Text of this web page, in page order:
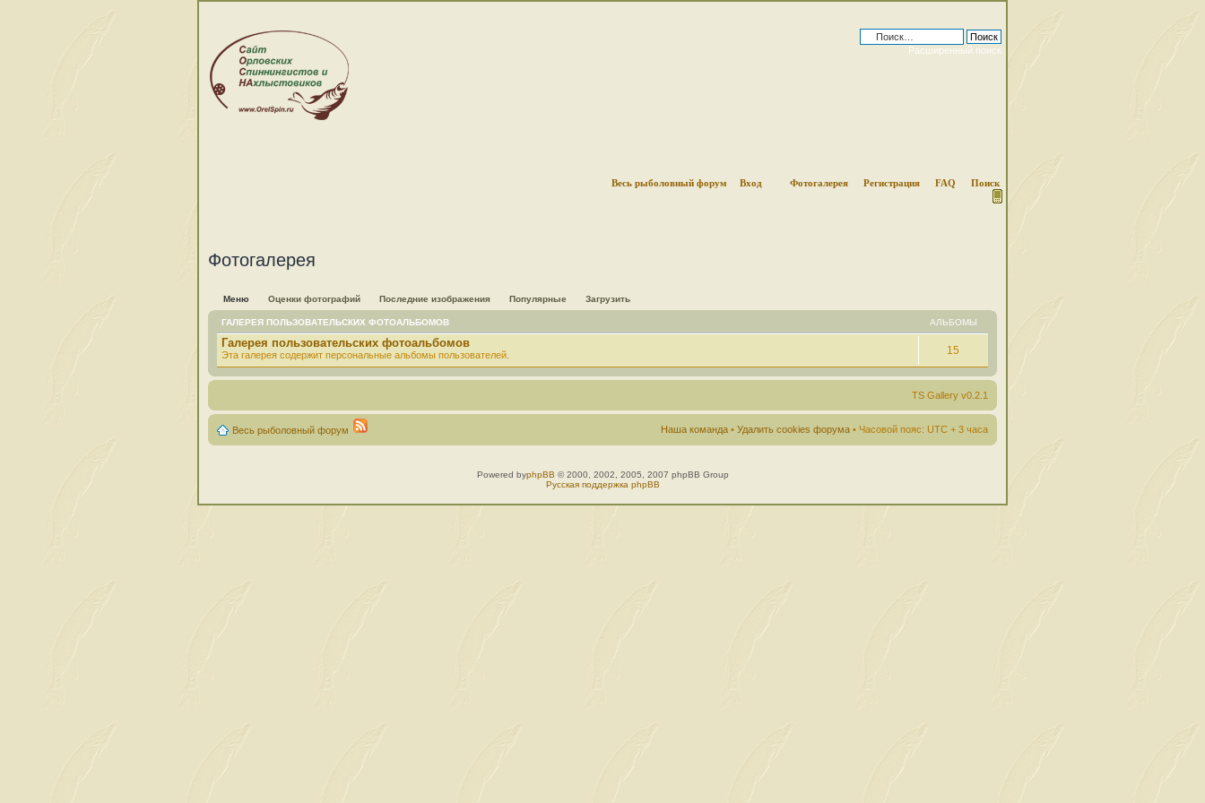
Расширенный поиск
Весь рыболовный форум Вход Фотогалерея Регистрация FAQ Поиск
Фотогалерея
Меню Оценки фотографий Последние изображения Популярные Загрузить
ГАЛЕРЕЯ ПОЛЬЗОВАТЕЛЬСКИХ ФОТОАЛЬБОМОВ АЛЬБОМЫ
Галерея пользовательских фотоальбомов
Эта галерея содержит персональные альбомы пользователей. 15
TS Gallery v0.2.1
Весь рыболовный форум Наша команда • Удалить cookies форума • Часовой пояс: UTC + 3 часа
Powered byphpBB © 2000, 2002, 2005, 2007 phpBB Group
Русская поддержка phpBB